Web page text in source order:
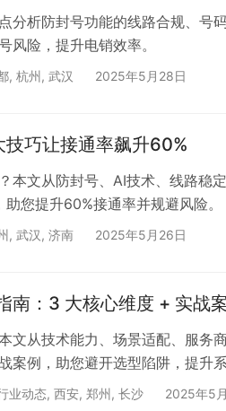
分析防封号功能的线路合规、号
风险，提升电销效率。
, 杭州, 武汉 2025年5月28日
巧让接通率飙升60%
本文从防封号、AI技术、线路稳
您提升60%接通率并规避风险。
, 武汉, 济南 2025年5月26日
南：3 大核心维度 + 实战
文从技术能力、场景适配、服务
例，助您避开选型陷阱，提升系
业动态, 西安, 郑州, 长沙 2025年5